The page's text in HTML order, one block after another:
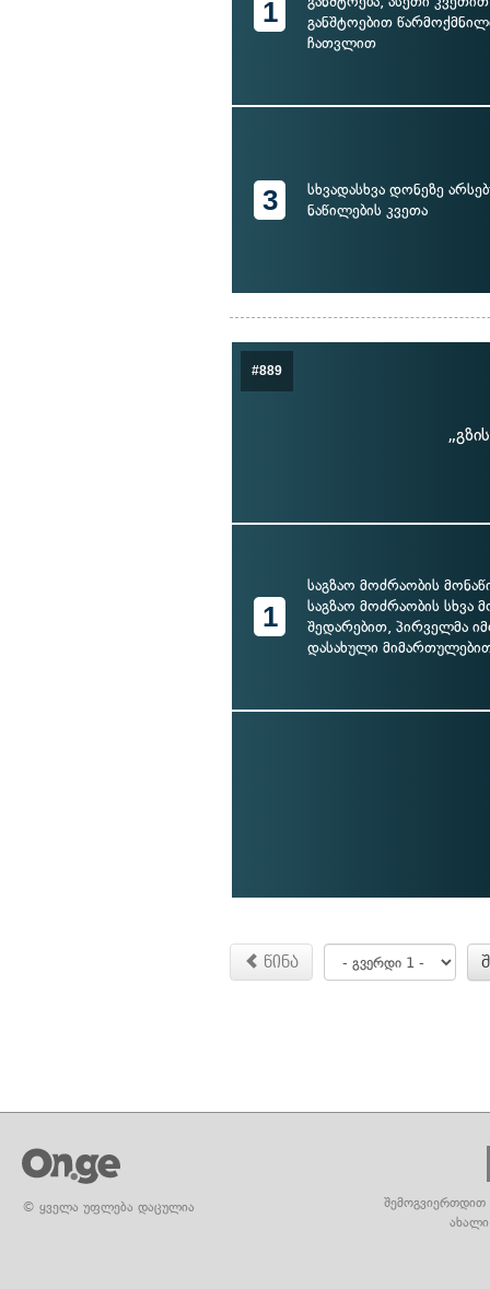
1
განშტოებით
ჩათვლით
3
სხვადასხვა დონეზე
ნაწილების კვეთა
#889
1
საგზაო მოძრაობის
საგზაო მოძრაობის სხვა
შედარებით, პირველმა
დასახული
წინა
© ყველა უფლება დაცულია
შემოგვიერთდით
ახალი